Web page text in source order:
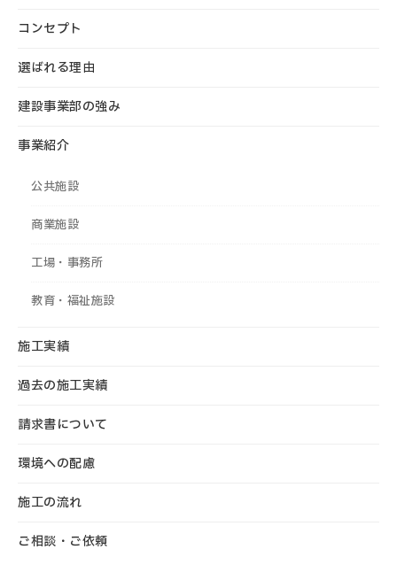
コンセプト
選ばれる理由
建設事業部の強み
事業紹介
公共施設
商業施設
工場・事務所
教育・福祉施設
施工実績
過去の施工実績
請求書について
環境への配慮
施工の流れ
ご相談・ご依頼